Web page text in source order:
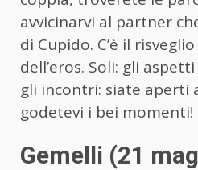
avvicinarvi al partner
di Cupido. C’è il
dell’eros. Soli: gli
gli incontri: siate aperti
godetevi i bei momenti!
Gemelli (21